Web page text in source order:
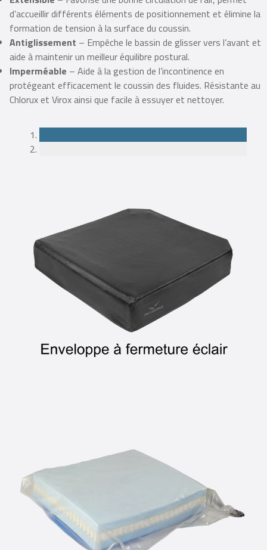
Extensible– Favorise une bonne circulation de l’air, permet
d’accueillir différents éléments de positionnement et élimine la
formation de tension à la surface du coussin.
Antiglissement
– Empêche le bassin de glisser vers l’avant et
aide à maintenir un meilleur équilibre postural.
Imperméable– Aide à la gestion de l’incontinence en
protégeant efficacement le coussin des fluides. Résistante au
Chlorux et Virox ainsi que facile à essuyer et nettoyer.